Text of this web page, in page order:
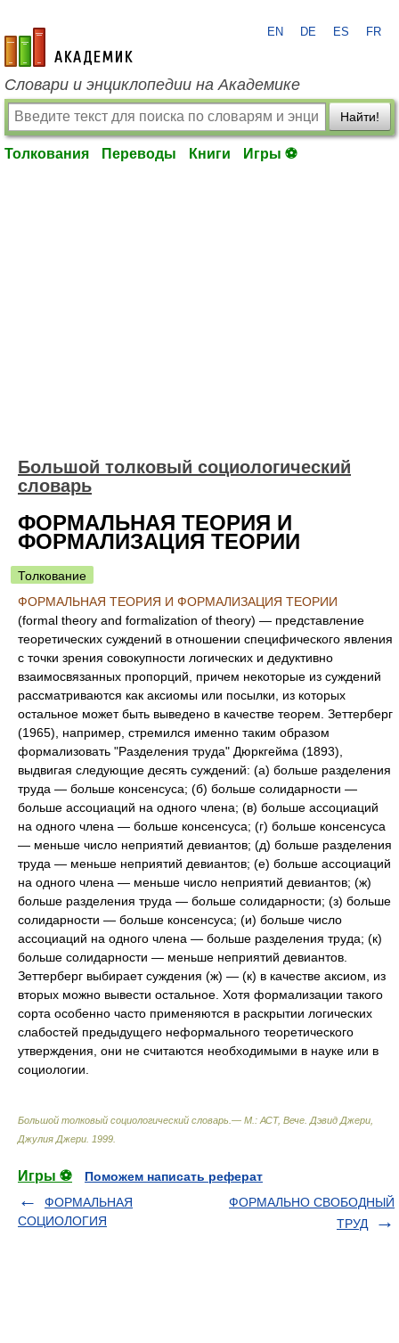
academic.ru
EN DE ES FR
Словари и энциклопедии на Академике
Найти!
Толкования Переводы Книги Игры ⚽
Большой толковый социологический
словарь
ФОРМАЛЬНАЯ ТЕОРИЯ И
ФОРМАЛИЗАЦИЯ ТЕОРИИ
Толкование
ФОРМАЛЬНАЯ ТЕОРИЯ И ФОРМАЛИЗАЦИЯ ТЕОРИИ
(formal theory and formalization of theory) — представление
теоретических суждений в отношении специфического явления
с точки зрения совокупности логических и дедуктивно
взаимосвязанных пропорций, причем некоторые из суждений
рассматриваются как аксиомы или посылки, из которых
остальное может быть выведено в качестве теорем. Зеттерберг
(1965), например, стремился именно таким образом
формализовать "Разделения труда" Дюркгейма (1893),
выдвигая следующие десять суждений: (а) больше разделения
труда — больше консенсуса; (б) больше солидарности —
больше ассоциаций на одного члена; (в) больше ассоциаций
на одного члена — больше консенсуса; (г) больше консенсуса
— меньше число неприятий девиантов; (д) больше разделения
труда — меньше неприятий девиантов; (е) больше ассоциаций
на одного члена — меньше число неприятий девиантов; (ж)
больше разделения труда — больше солидарности; (з) больше
солидарности — больше консенсуса; (и) больше число
ассоциаций на одного члена — больше разделения труда; (к)
больше солидарности — меньше неприятий девиантов.
Зеттерберг выбирает суждения (ж) — (к) в качестве аксиом, из
вторых можно вывести остальное. Хотя формализации такого
сорта особенно часто применяются в раскрытии логических
слабостей предыдущего неформального теоретического
утверждения, они не считаются необходимыми в науке или в
социологии.
Большой толковый социологический словарь.— М.: АСТ, Вече Дэвид Джери,
Джулия Джери 1999
Игры ⚽
Поможем написать реферат
ФОРМАЛЬНАЯ
СОЦИОЛОГИЯ
ФОРМАЛЬНО СВОБОДНЫЙ
ТРУД